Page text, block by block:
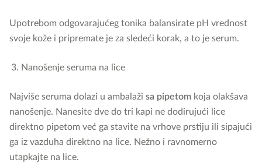
Upotrebom odgovarajućeg tonika balansirate pH vrednost
svoje kože i pripremate je za sledeći korak, a to je serum.
Nanošenje seruma na lice
Najviše seruma dolazi u ambalaži sa pipetom koja olakšava
nanošenje. Nanesite dve do tri kapi ne dodirujući lice
direktno pipetom već ga stavite na vrhove prstiju ili sipajući
ga iz vazduha direktno na lice. Nežno i ravnomerno
utapkajte na lice.